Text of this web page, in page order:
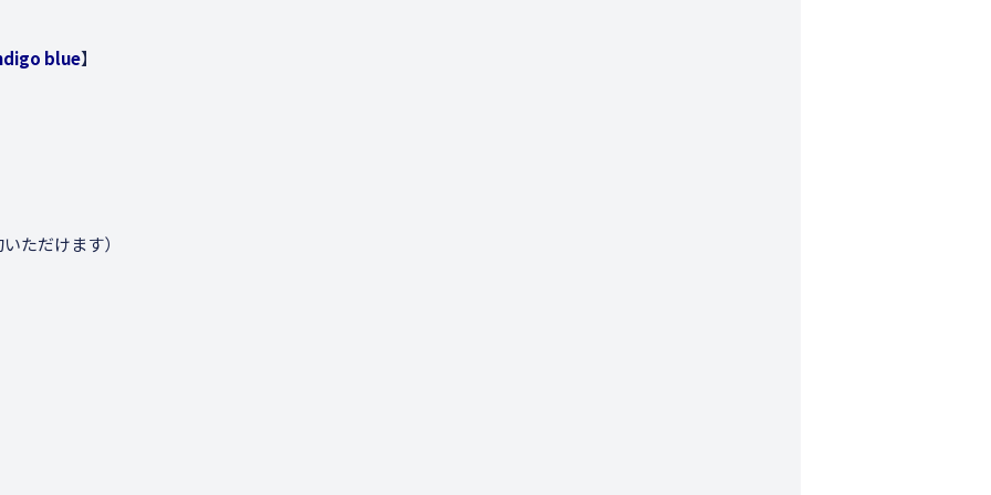
blue】
ただけます）